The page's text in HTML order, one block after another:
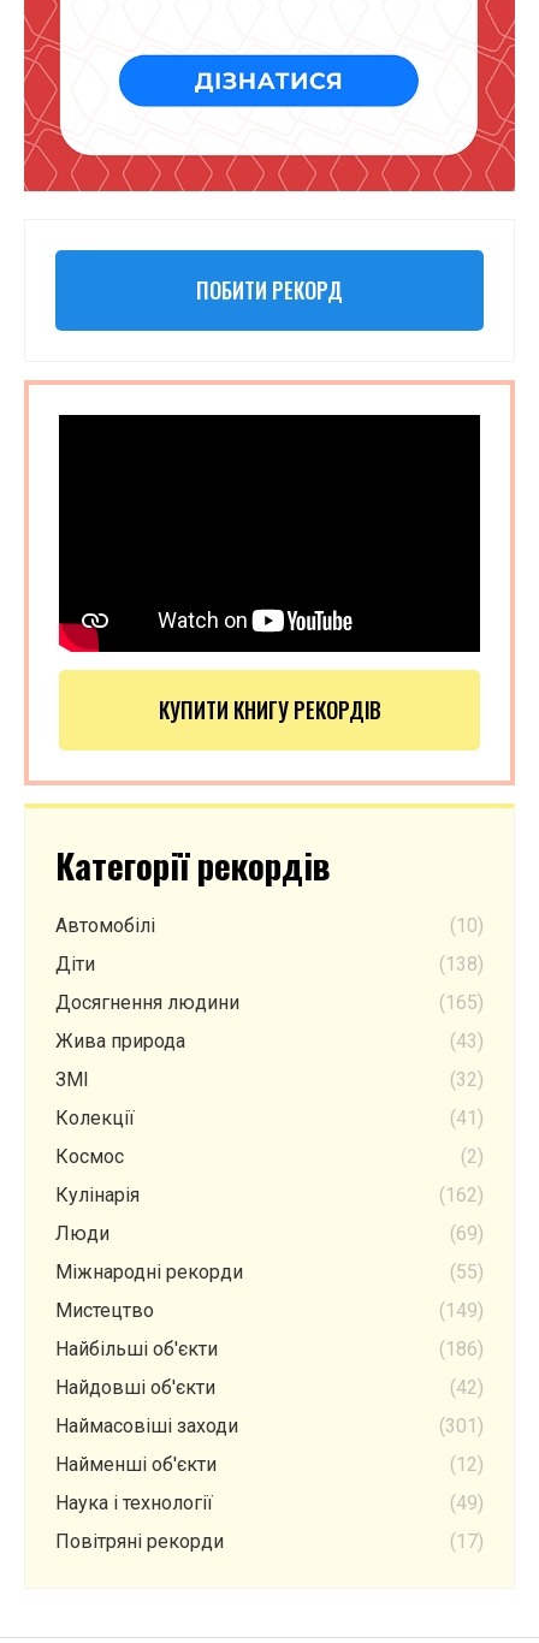
ПОБИТИ РЕКОРД
КУПИТИ КНИГУ РЕКОРДІВ
Категорії рекордів
Автомобілі
(10)
Діти
(138)
Досягнення людини
(165)
Жива природа
(43)
ЗМІ
(32)
Колекції
(41)
Космос
(2)
Кулінарія
(162)
Люди
(69)
Міжнародні рекорди
(55)
Мистецтво
(149)
Найбільші об'єкти
(186)
Найдовші об'єкти
(42)
Наймасовіші заходи
(301)
Найменші об'єкти
(12)
Наука і технології
(49)
Повітряні рекорди
(17)